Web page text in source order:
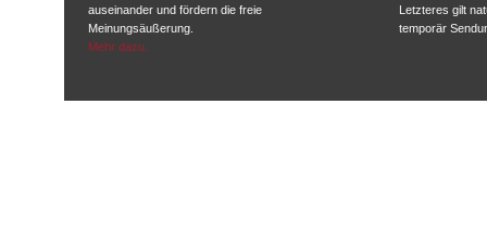
auseinander und fördern die freie
Meinungsäußerung.
Mehr dazu.
Letzteres gilt
temporär